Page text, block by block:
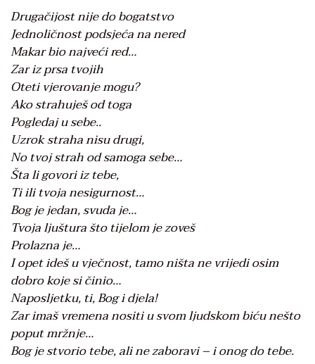
Drugačijost nije do bogatstvo
Jednoličnost podsjeća na nered
Makar bio najveći red…
Zar iz prsa tvojih
Oteti vjerovanje mogu?
Ako strahuješ od toga
Pogledaj u sebe..
Uzrok straha nisu drugi,
No tvoj strah od samoga sebe…
Šta li govori iz tebe,
Ti ili tvoja nesigurnost…
Bog je jedan, svuda je…
Tvoja ljuštura što tijelom je zoveš
Prolazna je…
I opet ideš u vječnost, tamo ništa ne vrijedi osim
dobro koje si činio…
Naposljetku, ti, Bog i djela!
Zar imaš vremena nositi u svom ljudskom biću nešto
poput mržnje…
Bog je stvorio tebe, ali ne zaboravi – i onog do tebe.